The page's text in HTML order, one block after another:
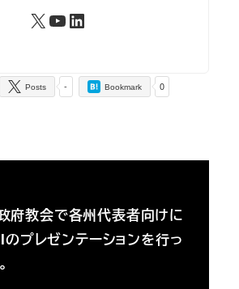
X YouTube LinkedIn
-
Posts 0
Bookmark
府教会で各州代表者向けに
プレゼンテーションを行っ